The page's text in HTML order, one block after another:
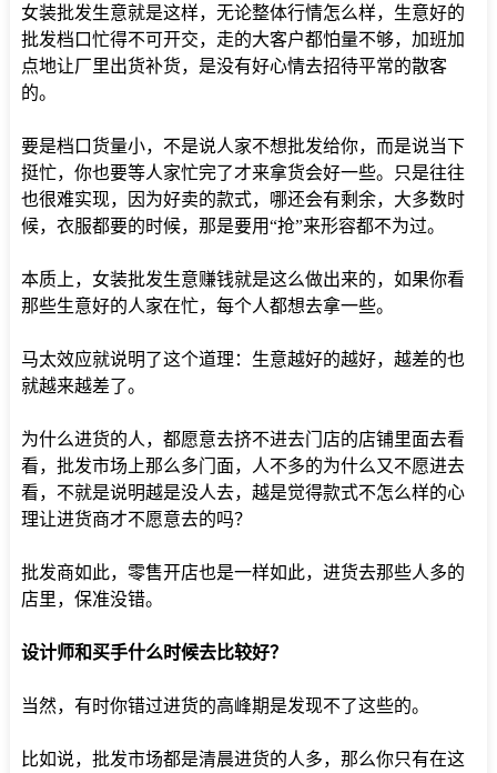
女装批发生意就是这样，无论整体行情怎么样，生意好的
批发档口忙得不可开交，走的大客户都怕量不够，加班加
点地让厂里出货补货，是没有好心情去招待平常的散客
的。
要是档口货量小，不是说人家不想批发给你，而是说当下
挺忙，你也要等人家忙完了才来拿货会好一些。只是往往
也很难实现，因为好卖的款式，哪还会有剩余，大多数时
候，衣服都要的时候，那是要用“抢”来形容都不为过。
本质上，女装批发生意赚钱就是这么做出来的，如果你看
那些生意好的人家在忙，每个人都想去拿一些。
马太效应就说明了这个道理：生意越好的越好，越差的也
就越来越差了。
为什么进货的人，都愿意去挤不进去门店的店铺里面去看
看，批发市场上那么多门面，人不多的为什么又不愿进去
看，不就是说明越是没人去，越是觉得款式不怎么样的心
理让进货商才不愿意去的吗？
批发商如此，零售开店也是一样如此，进货去那些人多的
店里，保准没错。
设计师和买手什么时候去比较好？
当然，有时你错过进货的高峰期是发现不了这些的。
比如说，批发市场都是清晨进货的人多，那么你只有在这